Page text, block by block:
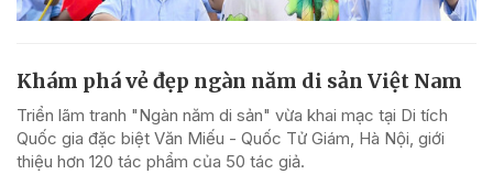
Khám phá vẻ đẹp ngàn năm di sản Việt Nam
Triển lãm tranh "Ngàn năm di sản" vừa khai mạc tại Di tích
Quốc gia đặc biệt Văn Miếu - Quốc Tử Giám, Hà Nội, giới
thiệu hơn 120 tác phẩm của 50 tác giả.